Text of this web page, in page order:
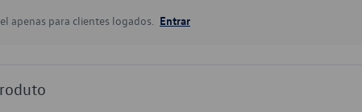
apenas para clientes logados. Entrar